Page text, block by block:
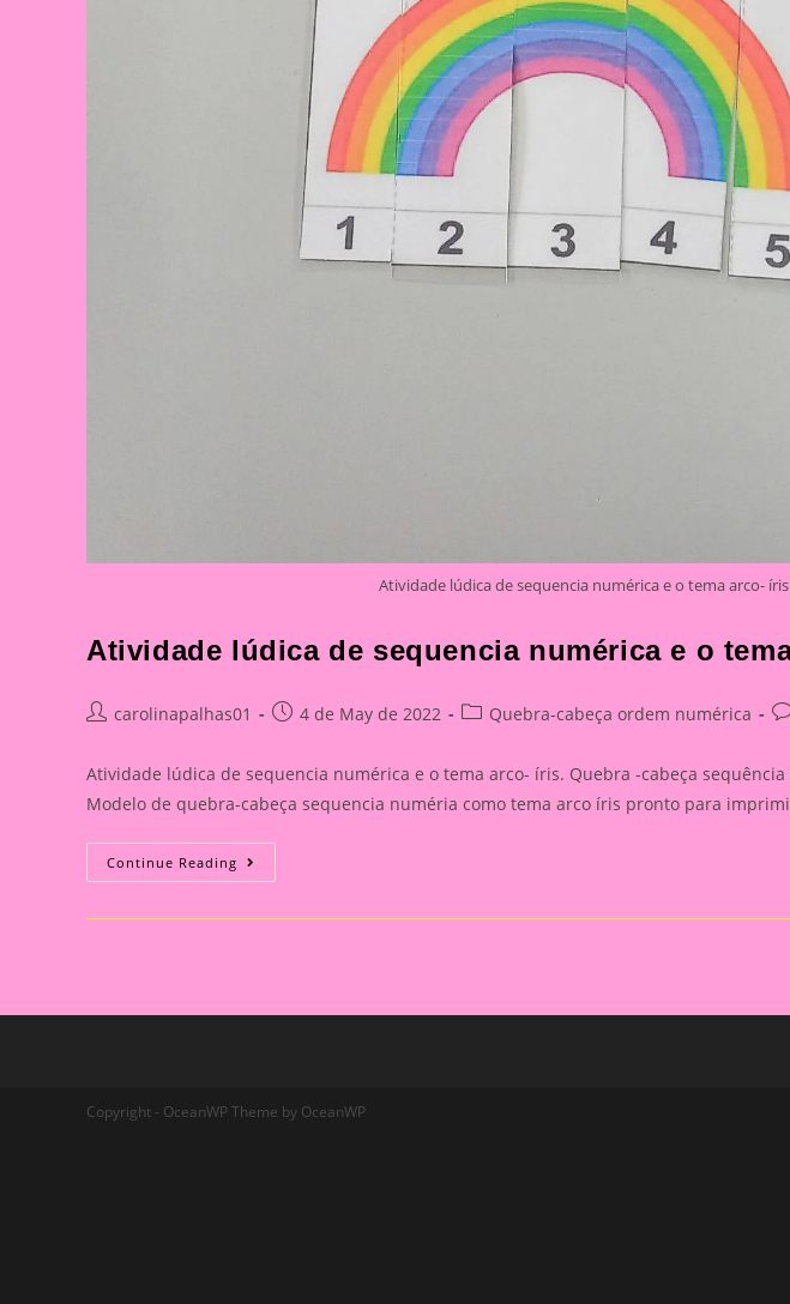
Atividade lúdica de sequencia numérica e o tema arco-
Atividade lúdica de sequencia numérica e o
Postcarolinapalhas01
Post4 de May de 2022
PostQuebra-cabeça ordem numérica
Atividade lúdica de sequencia numérica e o tema arco- íris. Quebra -cabeça
Modelo de quebra-cabeça sequencia numéria como tema arco íris pronto para
Continue Reading Atividade
Lúdica
Íris
Copyright - OceanWP Theme by OceanWP